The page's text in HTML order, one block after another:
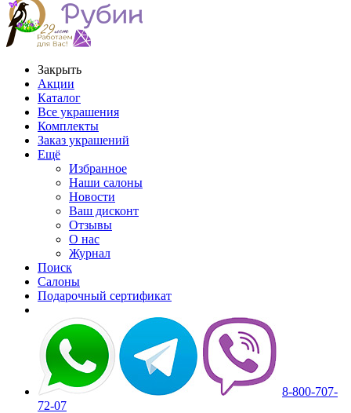
Закрыть
Акции
Каталог
Все украшения
Комплекты
Заказ украшений
Ещё
Избранное
Наши салоны
Новости
Ваш дисконт
Отзывы
О нас
Журнал
Поиск
Салоны
Подарочный сертификат
8-800-707-
72-07